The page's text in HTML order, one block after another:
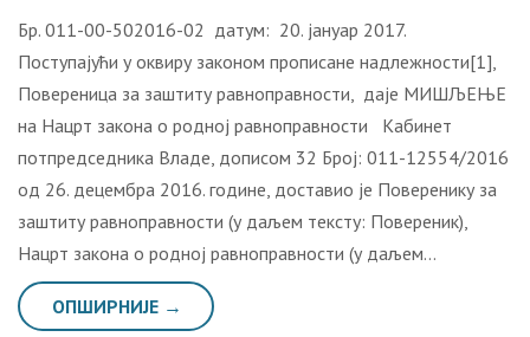
Бр. 011-00-502016-02 датум: 20. јануар 2017.
Поступајући у оквиру законом прописане надлежности[1],
Повереница за заштиту равноправности, даје МИШЉЕЊЕ
на Нацрт закона о родној равноправности Кабинет
потпредседника Владе, дописом 32 Број: 011-12554/2016
од 26. децембра 2016. године, доставио је Поверенику за
заштиту равноправности (у даљем тексту: Повереник),
Нацрт закона о родној равноправности (у даљем…
ОПШИРНИЈЕ →